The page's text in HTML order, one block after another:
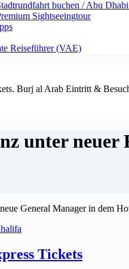
buchen / Abu
Sightseeingtour
Reiseführer (VAE)
Burj al Arab Eintritt &
unter neuer
General Manager in dem
Tickets